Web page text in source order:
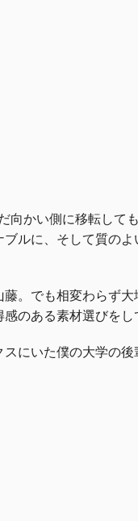
向かい側に移転して
ルに、そして質のよ
。でも相変わらず
のある素材選びをし
にいた僕の大学の後